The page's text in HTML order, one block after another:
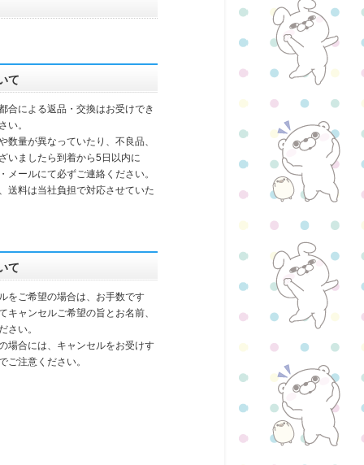
て
合による返品・交換はお受けでき
い。
数量が異なっていたり、不良品、
いましたら到着から5日以内に
メールにて必ずご連絡ください。
送料は当社負担で対応させていた
て
をご希望の場合は、お手数です
キャンセルご希望の旨とお名前、
さい。
場合には、キャンセルをお受けす
ご注意ください。